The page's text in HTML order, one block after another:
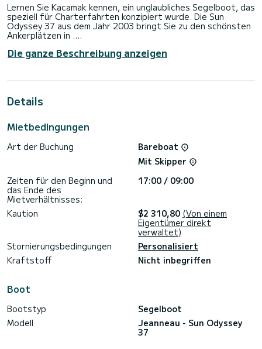
Lernen Sie Kacamak kennen, ein unglaubliches Segelboot, das
speziell für Charterfahrten konzipiert wurde. Die Sun
Odyssey 37 aus dem Jahr 2003 bringt Sie zu den schönsten
Ankerplätzen in .
Das Boot verfügt über 3 voll ausgestattete Kabinen und
bietet Platz für 8 Personen. Mit einer Gesamtlänge von 12
außergewöhnlichen Urlaub auf dem Wasser in der Umgebung
ausgestattet. Es verfügt über folgende Ausstattung:
Autopilot, Lautsprecher, Deckdusche, Badeplattform.
Für Informationsanfragen oder Reservierungen klicken Sie
auf die Schaltfläche „Angebot anfordern“. Ein SamBoat-
Die ganze Beschreibung anzeigen
Details
Mietbedingungen
Art der Buchung
Bareboat
Mit Skipper
Zeiten für den Beginn und
das Ende des
Mietverhältnisses:
17:00 / 09:00
Kaution $2 310,80 (Von einem
Eigentümer direkt
verwaltet)
Stornierungsbedingungen
Personalisiert
Kraftstoff
Nicht inbegriffen
Boot
Bootstyp
Segelboot
Modell
Jeanneau - Sun Odyssey
37